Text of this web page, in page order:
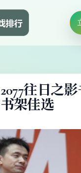
往日之
架佳选